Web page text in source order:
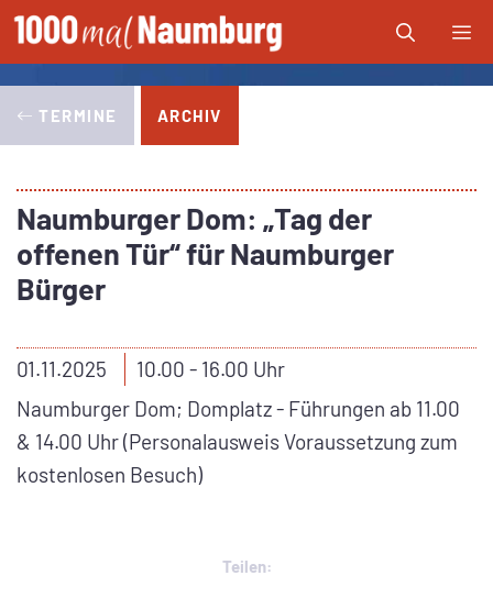
Zum
Inhalt
springen
TERMINE ARCHIV
Naumburger Dom: „Tag der
offenen Tür“ für Naumburger
Bürger
01.11.2025
10.00 - 16.00 Uhr
Naumburger Dom; Domplatz - Führungen ab 11.00
& 14.00 Uhr (Personalausweis Voraussetzung zum
kostenlosen Besuch)
Teilen: